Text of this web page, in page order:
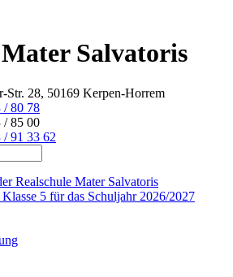
Salvatoris
Str. 28, 50169 Kerpen-Horrem
/ 80 78
/ 85 00
/ 91 33 62
Realschule Mater Salvatoris
5 für das Schuljahr 2026/2027